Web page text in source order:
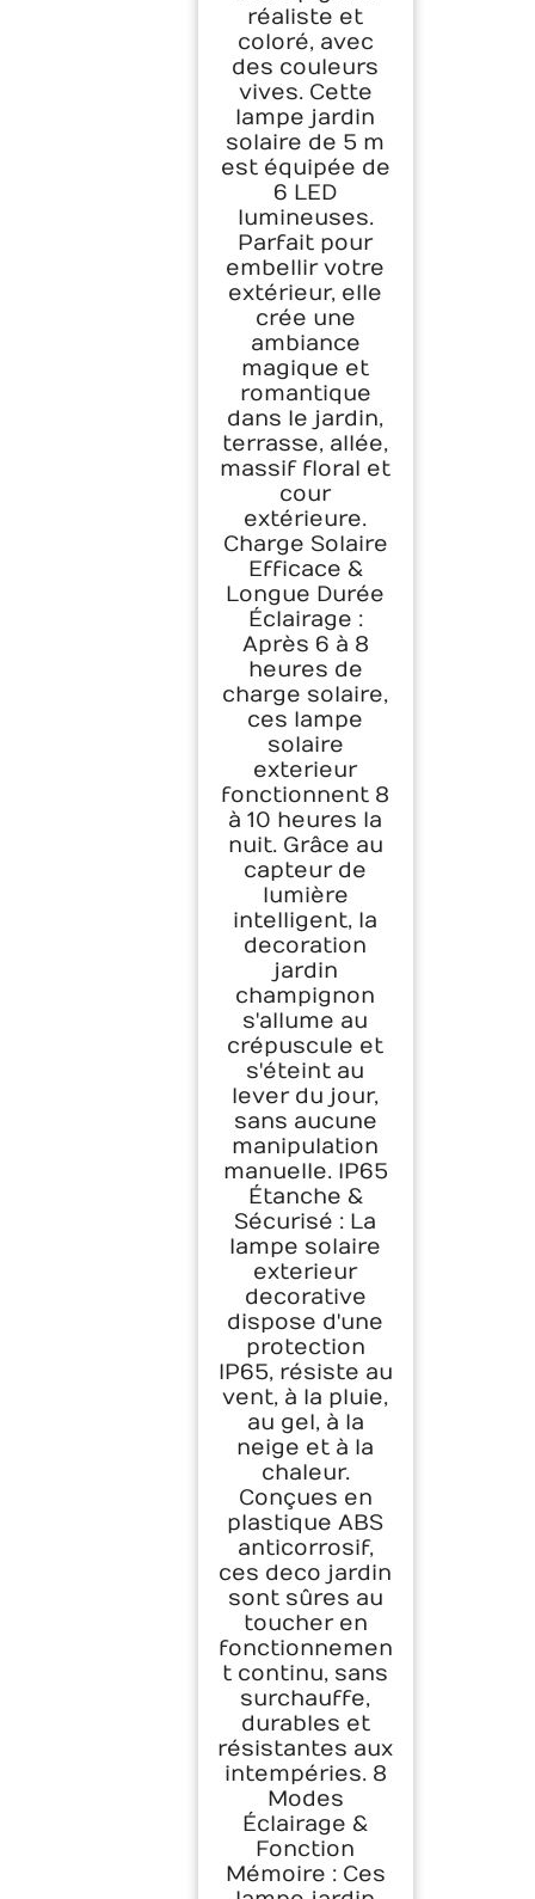
réaliste et
coloré, avec
des couleurs
vives. Cette
lampe jardin
solaire de 5 m
est équipée de
6 LED
lumineuses.
Parfait pour
embellir votre
extérieur, elle
crée une
ambiance
magique et
romantique
dans le jardin,
terrasse, allée,
massif floral et
cour
extérieure.
Charge Solaire
Efficace &
Longue Durée
Éclairage :
Après 6 à 8
heures de
charge solaire,
ces lampe
solaire
exterieur
fonctionnent 8
à 10 heures la
nuit. Grâce au
capteur de
lumière
intelligent, la
decoration
jardin
champignon
s'allume au
crépuscule et
s'éteint au
lever du jour,
sans aucune
manipulation
manuelle. IP65
Étanche &
Sécurisé : La
lampe solaire
exterieur
decorative
dispose d'une
protection
IP65, résiste au
vent, à la pluie,
au gel, à la
neige et à la
chaleur.
Conçues en
plastique ABS
anticorrosif,
ces deco jardin
sont sûres au
toucher en
fonctionnemen
t continu, sans
surchauffe,
durables et
résistantes aux
intempéries. 8
Modes
Éclairage &
Fonction
Mémoire : Ces